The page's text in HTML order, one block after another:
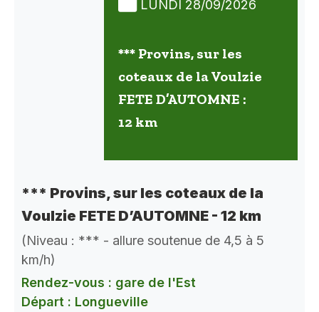
LUNDI 28/09/2026
*** Provins, sur les
coteaux de la Voulzie
FETE D’AUTOMNE :
12 km
*** Provins, sur les coteaux de la
Voulzie FETE D’AUTOMNE - 12 km
(Niveau : *** - allure soutenue de 4,5 à 5
km/h)
Rendez-vous : gare de l'Est
Départ : Longueville